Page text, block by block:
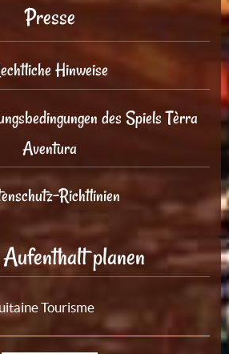
Presse
Hinweise
des Spiels Tèrra
Aventura
Richtlinien
planen
Tourisme